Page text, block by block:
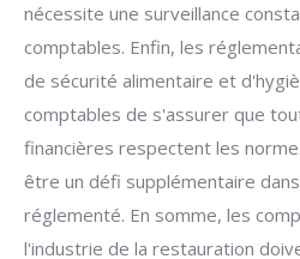
nécessite une surveillance
comptables. Enfin, les
de sécurité alimentaire et
comptables de s'assurer que
financières respectent les
être un défi supplémentaire
réglementé. En somme, les
l'industrie de la restauration